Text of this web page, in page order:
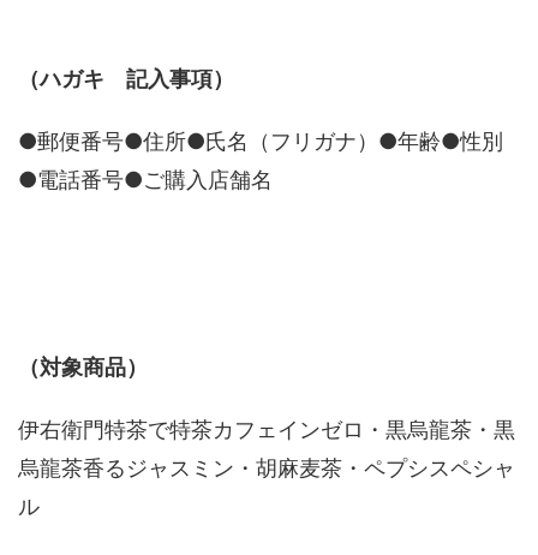
（ハガキ 記入事項）
●郵便番号●住所●氏名（フリガナ）●年齢●性別
●電話番号●ご購入店舗名
（対象商品）
伊右衛門特茶で特茶カフェインゼロ・黒烏龍茶・黒
烏龍茶香るジャスミン・胡麻麦茶・ペプシスペシャ
ル